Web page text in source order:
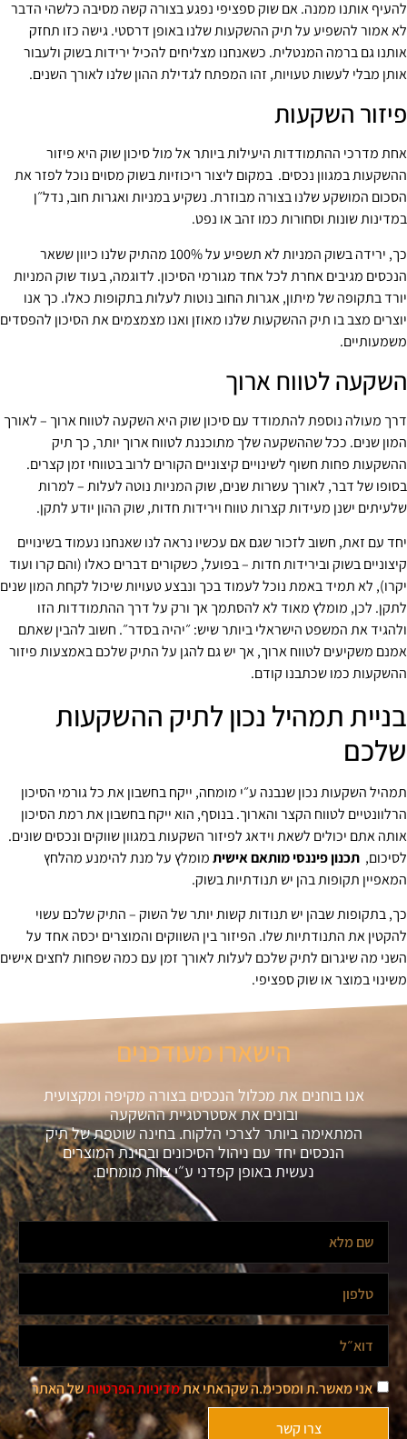
להעיף אותנו ממנה. אם שוק ספציפי נפגע בצורה קשה מסיבה כלשהי הדבר
לא אמור להשפיע על תיק ההשקעות שלנו באופן דרסטי. גישה כזו תחזק
אותנו גם ברמה המנטלית. כשאנחנו מצליחים להכיל ירידות בשוק ולעבור
אותן מבלי לעשות טעויות, זהו המפתח לגדילת ההון שלנו לאורך השנים.
פיזור השקעות
אחת מדרכי ההתמודדות היעילות ביותר אל מול סיכון שוק היא פיזור
ההשקעות במגוון נכסים. במקום ליצור ריכוזיות בשוק מסוים נוכל לפזר את
הסכום המושקע שלנו בצורה מבוזרת. נשקיע במניות ואגרות חוב, נדל״ן
במדינות שונות וסחורות כמו זהב או נפט.
כך, ירידה בשוק המניות לא תשפיע על 100% מהתיק שלנו כיוון ששאר
הנכסים מגיבים אחרת לכל אחד מגורמי הסיכון. לדוגמה, בעוד שוק המניות
יורד בתקופה של מיתון, אגרות החוב נוטות לעלות בתקופות כאלו. כך אנו
יוצרים מצב בו תיק ההשקעות שלנו מאוזן ואנו מצמצמים את הסיכון להפסדים
משמעותיים.
השקעה לטווח ארוך
דרך מעולה נוספת להתמודד עם סיכון שוק היא השקעה לטווח ארוך – לאורך
המון שנים. ככל שההשקעה שלך מתוכננת לטווח ארוך יותר, כך תיק
ההשקעות פחות חשוף לשינויים קיצוניים הקורים לרוב בטווחי זמן קצרים.
בסופו של דבר, לאורך עשרות שנים, שוק המניות נוטה לעלות – למרות
שלעיתים ישנן מעידות קצרות טווח וירידות חדות, שוק ההון יודע לתקן.
יחד עם זאת, חשוב לזכור שגם אם עכשיו נראה לנו שאנחנו נעמוד בשינויים
קיצוניים בשוק ובירידות חדות – בפועל, כשקורים דברים כאלו (והם קרו ועוד
יקרו), לא תמיד באמת נוכל לעמוד בכך ונבצע טעויות שיכול לקחת המון שנים
לתקן. לכן, מומלץ מאוד לא להסתמך אך ורק על דרך ההתמודדות הזו
ולהגיד את המשפט הישראלי ביותר שיש: ״יהיה בסדר״. חשוב להבין שאתם
אמנם משקיעים לטווח ארוך, אך יש גם להגן על התיק שלכם באמצעות פיזור
ההשקעות כמו שכתבנו קודם.
בניית תמהיל נכון לתיק ההשקעות
שלכם
תמהיל השקעות נכון שנבנה ע״י מומחה, ייקח בחשבון את כל גורמי הסיכון
הרלוונטיים לטווח הקצר והארוך. בנוסף, הוא ייקח בחשבון את רמת הסיכון
אותה אתם יכולים לשאת וידאג לפיזור השקעות במגוון שווקים ונכסים שונים.
לסיכום, תכנון פיננסי מותאם אישיתמומלץ על מנת להימנע מהלחץ
המאפיין תקופות בהן יש תנודתיות בשוק.
כך, בתקופות שבהן יש תנודות קשות יותר של השוק – התיק שלכם עשוי
להקטין את התנודתיות שלו. הפיזור בין השווקים והמוצרים יכסה אחד על
השני מה שיגרום לתיק שלכם לעלות לאורך זמן עם כמה שפחות לחצים אישים
משינוי במוצר או שוק ספציפי.
הישארו מעודכנים
אנו בוחנים את מכלול הנכסים בצורה מקיפה ומקצועית
ובונים את אסטרטגיית ההשקעה
המתאימה ביותר לצרכי הלקוח. בחינה שוטפת של תיק
הנכסים יחד עם ניהול הסיכונים ובחינת המוצרים
נעשית באופן קפדני ע״י צוות מומחים.
אני מאשר.ת ומסכימ.ה שקראתי אתמדיניות הפרטיותשל האתר
צרו קשר